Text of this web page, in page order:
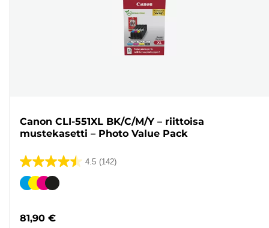
Canon CLI-551XL BK/C/M/Y – riittoisa
mustekasetti – Photo Value Pack
4.5 (142)
4.5/5
tähteä.
Värikasetti
81,90 €